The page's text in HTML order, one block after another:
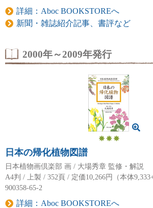
詳細：Aboc BOOKSTOREへ
新聞・雑誌紹介記事、書評など
2000年～2009年発行
日本の帰化植物図譜
日本植物画倶楽部 画 / 大場秀章 監修・解説
A4判 / 上製 / 352頁 / 定価10,266円（本体
900358-65-2
詳細：Aboc BOOKSTOREへ